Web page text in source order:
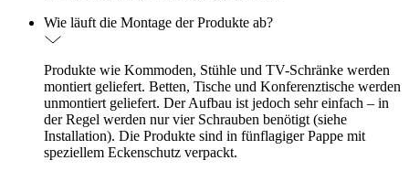
Wie läuft die Montage der Produkte ab?
Produkte wie Kommoden, Stühle und TV-Schränke werden
montiert geliefert. Betten, Tische und Konferenztische werden
unmontiert geliefert. Der Aufbau ist jedoch sehr einfach – in
der Regel werden nur vier Schrauben benötigt (siehe
Installation). Die Produkte sind in fünflagiger Pappe mit
speziellem Eckenschutz verpackt.